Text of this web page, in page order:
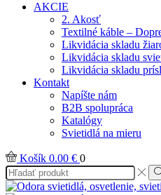
AKCIE
2. Akosť
Textilné káble –
Likvidácia skladu
Likvidácia skladu
Likvidácia skladu
Kontakt
Napíšte nám
B2B spolupráca
Katalógy
Svietidlá na mieru
Košík 0.00 € 0
Search
input